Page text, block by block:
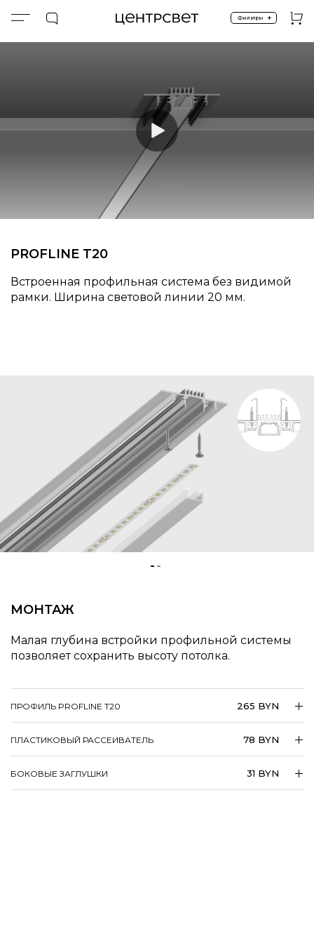
Фильтры +
PROFLINE T20
Встроенная профильная система без видимой
рамки. Ширина световой линии 20 мм.
МОНТАЖ
Малая глубина встройки профильной системы
позволяет сохранить высоту потолка.
ПРОФИЛЬ PROFLINE T20 265 BYN
ПЛАСТИКОВЫЙ РАССЕИВАТЕЛЬ 78 BYN
БОКОВЫЕ ЗАГЛУШКИ 31 BYN